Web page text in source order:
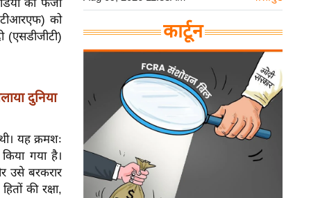
की फर्जी
को
दुनिया
यह क्रमशः
गया है।
उसे बरकरार
की रक्षा,
कार्टून